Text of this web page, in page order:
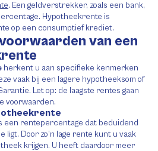
. Een geldverstrekker, zoals een bank,
Hypotheekrente is
op een consumptief krediet.
van een
herkent u aan specifieke kenmerken
vaak bij een lagere hypotheeksom of
Let op: de laagste rentes gaan
voorwaarden.
een rentepercentage dat beduidend
Door zo’n lage rente kunt u vaak
krijgen. U heeft daardoor meer